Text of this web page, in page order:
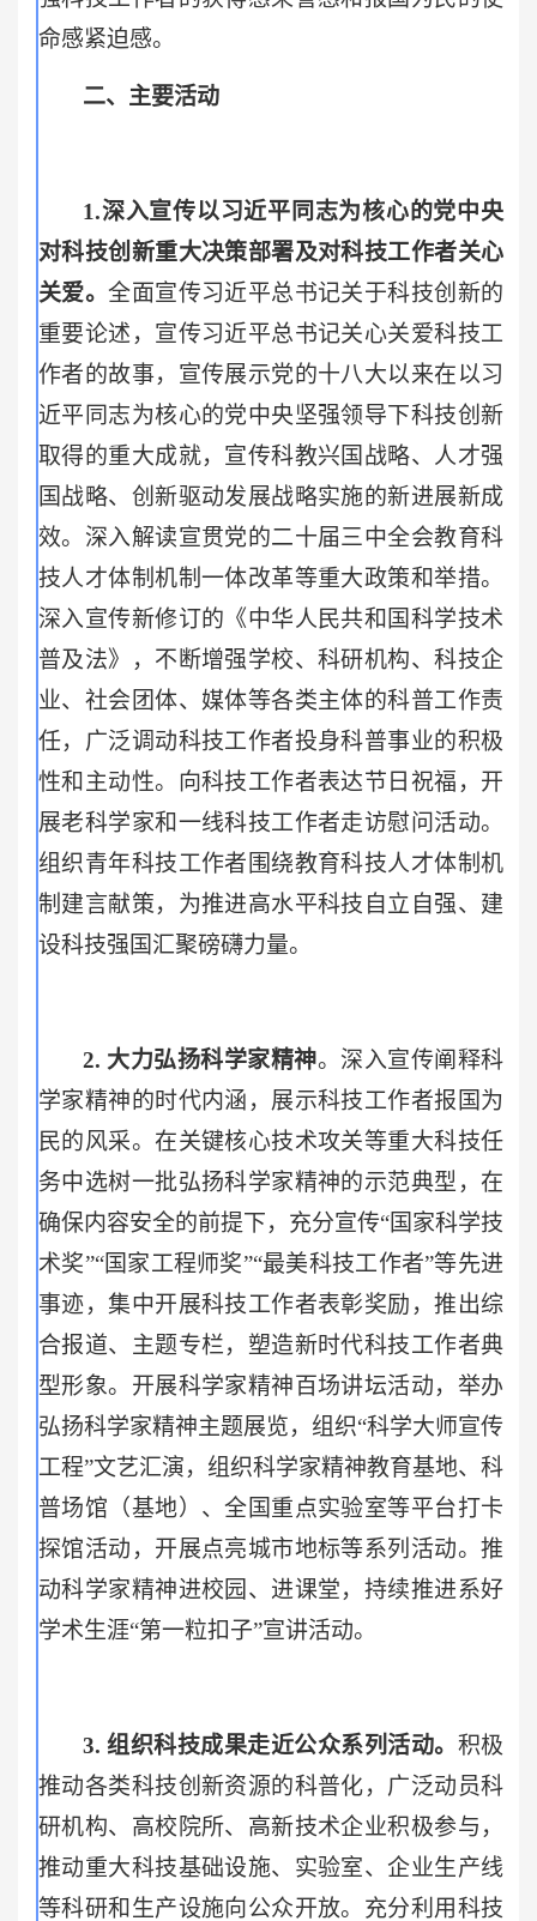
命感紧迫感。
二、主要活动
1.深入宣传以习近平同志为核心的党中央
对科技创新重大决策部署及对科技工作者关心
关爱。全面宣传习近平总书记关于科技创新的
重要论述，宣传习近平总书记关心关爱科技工
作者的故事，宣传展示党的十八大以来在以习
近平同志为核心的党中央坚强领导下科技创新
取得的重大成就，宣传科教兴国战略、人才强
国战略、创新驱动发展战略实施的新进展新成
效。深入解读宣贯党的二十届三中全会教育科
技人才体制机制一体改革等重大政策和举措。
深入宣传新修订的《中华人民共和国科学技术
普及法》，不断增强学校、科研机构、科技企
业、社会团体、媒体等各类主体的科普工作责
任，广泛调动科技工作者投身科普事业的积极
性和主动性。向科技工作者表达节日祝福，开
展老科学家和一线科技工作者走访慰问活动。
组织青年科技工作者围绕教育科技人才体制机
制建言献策，为推进高水平科技自立自强、建
设科技强国汇聚磅礴力量。
2. 大力弘扬科学家精神。深入宣传阐释科
学家精神的时代内涵，展示科技工作者报国为
民的风采。在关键核心技术攻关等重大科技任
务中选树一批弘扬科学家精神的示范典型，在
确保内容安全的前提下，充分宣传“国家科学技
术奖”“国家工程师奖”“最美科技工作者”等先进
事迹，集中开展科技工作者表彰奖励，推出综
合报道、主题专栏，塑造新时代科技工作者典
型形象。开展科学家精神百场讲坛活动，举办
弘扬科学家精神主题展览，组织“科学大师宣传
工程”文艺汇演，组织科学家精神教育基地、科
普场馆（基地）、全国重点实验室等平台打卡
探馆活动，开展点亮城市地标等系列活动。推
动科学家精神进校园、进课堂，持续推进系好
学术生涯“第一粒扣子”宣讲活动。
3. 组织科技成果走近公众系列活动。 积极
推动各类科技创新资源的科普化，广泛动员科
研机构、高校院所、高新技术企业积极参与，
推动重大科技基础设施、实验室、企业生产线
等科研和生产设施向公众开放。充分利用科技